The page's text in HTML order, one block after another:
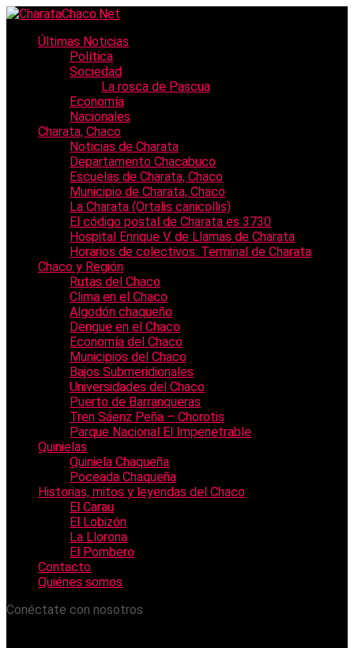
Últimas Noticias
Política
Sociedad
La rosca de Pascua
Economía
Nacionales
Charata, Chaco
Noticias de Charata
Departamento Chacabuco
Escuelas de Charata, Chaco
Municipio de Charata, Chaco
La Charata (Ortalis canicollis)
El código postal de Charata es 3730
Hospital Enrique V. de Llamas de Charata
Horarios de colectivos: Terminal de Charata
Chaco y Región
Rutas del Chaco
Clima en el Chaco
Algodón chaqueño
Dengue en el Chaco
Economía del Chaco
Municipios del Chaco
Bajos Submeridionales
Universidades del Chaco
Puerto de Barranqueras
Tren Sáenz Peña – Chorotis
Parque Nacional El Impenetrable
Quinielas
Quiniela Chaqueña
Poceada Chaqueña
Historias, mitos y leyendas del Chaco
El Carau
El Lobizón
La Llorona
El Pombero
Contacto
Quiénes somos
Conéctate con nosotros